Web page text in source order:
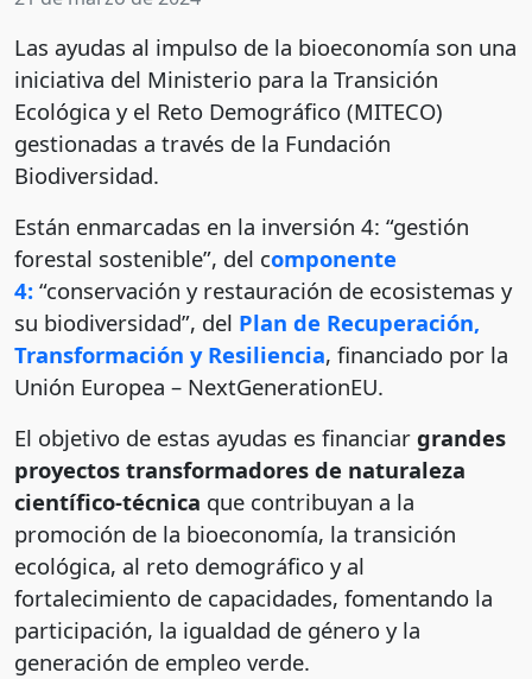
Las ayudas al impulso de la bioeconomía son una
iniciativa del Ministerio para la Transición
Ecológica y el Reto Demográfico (MITECO)
gestionadas a través de la Fundación
Biodiversidad.
Están enmarcadas en la inversión 4: “gestión
forestal sostenible”, del componente
4: “conservación y restauración de ecosistemas y
su biodiversidad”, del Plan de Recuperación,
Transformación y Resiliencia, financiado por la
Unión Europea – NextGenerationEU.
El objetivo de estas ayudas es financiar grandes
proyectos transformadores de naturaleza
científico-técnica que contribuyan a la
promoción de la bioeconomía, la transición
ecológica, al reto demográfico y al
fortalecimiento de capacidades, fomentando la
participación, la igualdad de género y la
generación de empleo verde.